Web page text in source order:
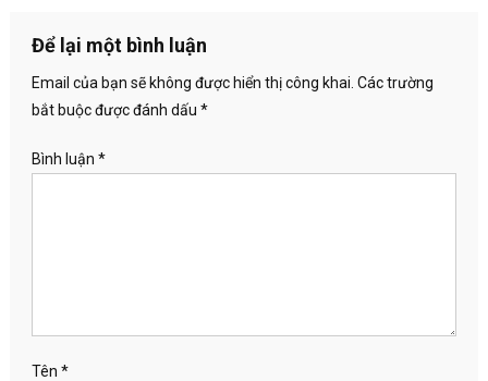
Để lại một bình luận
Email của bạn sẽ không được hiển thị công khai. Các trường
bắt buộc được đánh dấu *
Bình luận *
Tên *